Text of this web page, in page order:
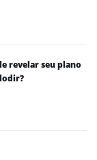
revelar seu plano